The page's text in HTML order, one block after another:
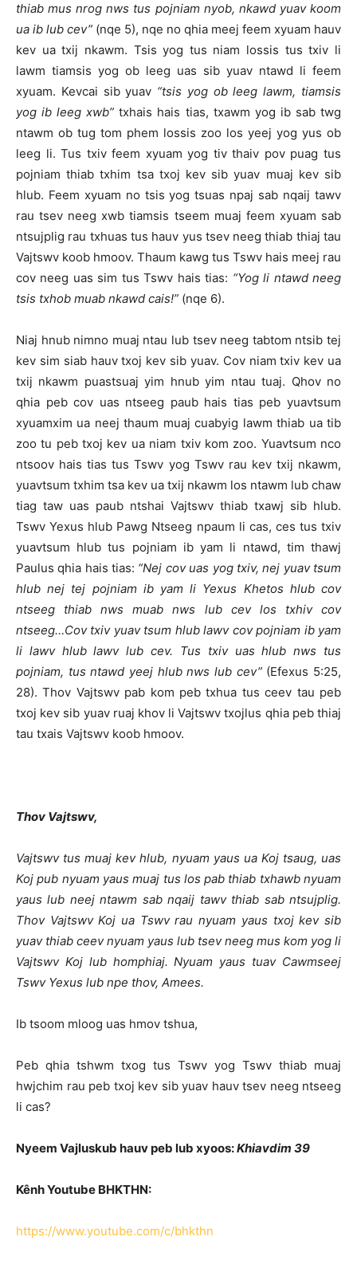
thiab mus nrog nws tus pojniam nyob, nkawd yuav koom
ua ib lub cev” (nqe 5), nqe no qhia meej feem xyuam hauv
kev ua txij nkawm. Tsis yog tus niam lossis tus txiv li
lawm tiamsis yog ob leeg uas sib yuav ntawd li feem
xyuam. Kevcai sib yuav “tsis yog ob leeg lawm, tiamsis
yog ib leeg xwb” txhais hais tias, txawm yog ib sab twg
ntawm ob tug tom phem lossis zoo los yeej yog yus ob
leeg li. Tus txiv feem xyuam yog tiv thaiv pov puag tus
pojniam thiab txhim tsa txoj kev sib yuav muaj kev sib
hlub. Feem xyuam no tsis yog tsuas npaj sab nqaij tawv
rau tsev neeg xwb tiamsis tseem muaj feem xyuam sab
ntsujplig rau txhuas tus hauv yus tsev neeg thiab thiaj tau
Vajtswv koob hmoov. Thaum kawg tus Tswv hais meej rau
cov neeg uas sim tus Tswv hais tias: “Yog li ntawd neeg
tsis txhob muab nkawd cais!” (nqe 6).
Niaj hnub nimno muaj ntau lub tsev neeg tabtom ntsib tej
kev sim siab hauv txoj kev sib yuav. Cov niam txiv kev ua
txij nkawm puastsuaj yim hnub yim ntau tuaj. Qhov no
qhia peb cov uas ntseeg paub hais tias peb yuavtsum
xyuamxim ua neej thaum muaj cuabyig lawm thiab ua tib
zoo tu peb txoj kev ua niam txiv kom zoo. Yuavtsum nco
ntsoov hais tias tus Tswv yog Tswv rau kev txij nkawm,
yuavtsum txhim tsa kev ua txij nkawm los ntawm lub chaw
tiag taw uas paub ntshai Vajtswv thiab txawj sib hlub.
Tswv Yexus hlub Pawg Ntseeg npaum li cas, ces tus txiv
yuavtsum hlub tus pojniam ib yam li ntawd, tim thawj
Paulus qhia hais tias: “Nej cov uas yog txiv, nej yuav tsum
hlub nej tej pojniam ib yam li Yexus Khetos hlub cov
ntseeg thiab nws muab nws lub cev los txhiv cov
ntseeg…Cov txiv yuav tsum hlub lawv cov pojniam ib yam
li lawv hlub lawv lub cev. Tus txiv uas hlub nws tus
pojniam, tus ntawd yeej hlub nws lub cev”(Efexus 5:25,
28). Thov Vajtswv pab kom peb txhua tus ceev tau peb
txoj kev sib yuav ruaj khov li Vajtswv txojlus qhia peb thiaj
tau txais Vajtswv koob hmoov.
Thov Vajtswv,
Vajtswv tus muaj kev hlub, nyuam yaus ua Koj tsaug, uas
Koj pub nyuam yaus muaj tus los pab thiab txhawb nyuam
yaus lub neej ntawm sab nqaij tawv thiab sab ntsujplig.
Thov Vajtswv Koj ua Tswv rau nyuam yaus txoj kev sib
yuav thiab ceev nyuam yaus lub tsev neeg mus kom yog li
Vajtswv Koj lub homphiaj. Nyuam yaus tuav Cawmseej
Tswv Yexus lub npe thov, Amees.
Ib tsoom mloog uas hmov tshua,
Peb qhia tshwm txog tus Tswv yog Tswv thiab muaj
hwjchim rau peb txoj kev sib yuav hauv tsev neeg ntseeg
li cas?
Nyeem Vajluskub hauv peb lub xyoos:Khiavdim 39
Kênh Youtube BHKTHN:
https://www.youtube.com/c/bhkthn